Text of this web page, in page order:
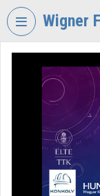
Fejléc kihagyása
Wigner
WIGNER
KUTATÓKÖZPONT
Intézményi
Bejelentkezés